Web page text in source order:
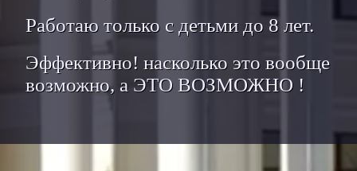
Работаю только с детьми до 8 лет.
Эффективно! насколько это вообще
возможно, а ЭТО ВОЗМОЖНО !